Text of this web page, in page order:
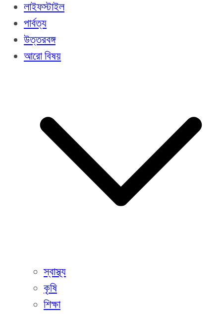
লাইফস্টাইল
পার্বত্য
উত্তরবঙ্গ
আরো বিষয়
স্বাস্থ্য
কৃষি
শিক্ষা